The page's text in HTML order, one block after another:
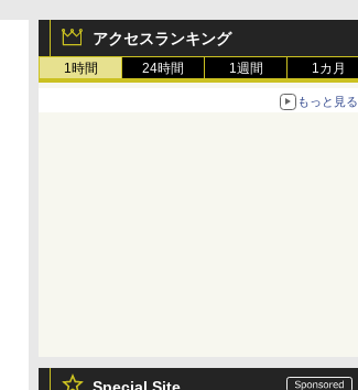
アクセスランキング
1時間 24時間 1週間 1カ月
もっと見る